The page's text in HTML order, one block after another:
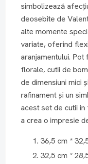
simbolizează
deosebite de
alte momente
variate, oferind
aranjamentului.
florale, cutii de
de dimensiuni mici
rafinament și un
acest set de cutii
a crea o impresie
36,5 cm *
32,5 cm *